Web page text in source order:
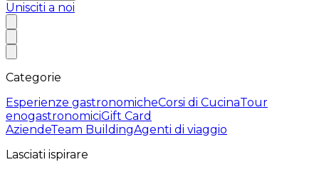
Unisciti a noi
Categorie
Esperienze gastronomicheCorsi di CucinaTour
enogastronomiciGift Card
AziendeTeam BuildingAgenti di viaggio
Lasciati ispirare